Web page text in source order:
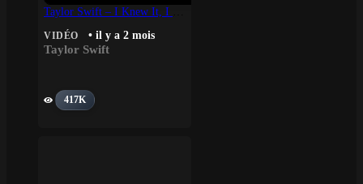
VIDÉO • il y a 2 mois
Taylor Swift
417K